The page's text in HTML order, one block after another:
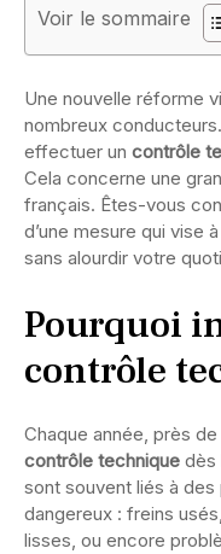
Voir le sommaire
Une nouvelle réforme
nombreux
effectuer un contrôle
Cela concerne une
français. Êtes-vous
d’une mesure qui vise
sans alourdir votre
Pourquoi
contrôle
Chaque année, près de
contrôle technique dès
sont souvent liés à
dangereux : freins
lisses, ou encore